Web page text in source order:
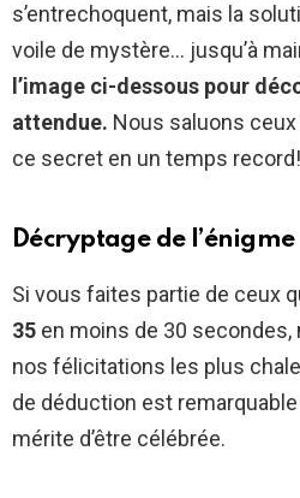
s’entrechoquent, mais la
voile de mystère… jusqu’à
l’image ci-dessous pour
attendue. Nous saluons
ce secret en un temps record!
Décryptage de l’énigme
Si vous faites partie de ceux
35 en moins de 30
nos félicitations les plus
de déduction est
mérite d’être célébrée.